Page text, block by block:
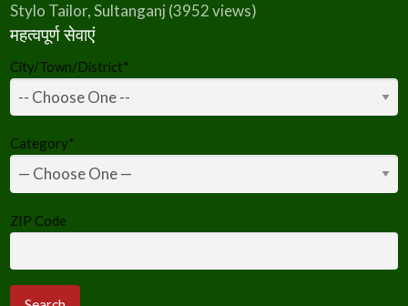
Stylo Tailor, Sultanganj (3952 views)
महत्वपूर्ण सेवाएं
City/Town/District*
Category*
ZIP Code